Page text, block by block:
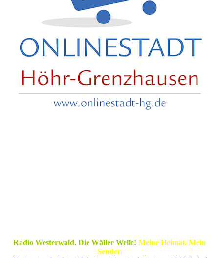
Radio Westerwald. Die Wäller Welle! Meine Heimat. Mein
Sender.